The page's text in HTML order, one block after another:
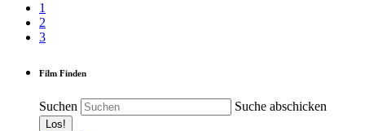
1
2
3
Film Finden
Suchen Suche abschicken